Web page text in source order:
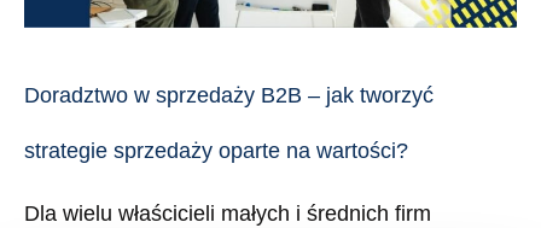
Doradztwo w sprzedaży B2B – jak tworzyć
strategie sprzedaży oparte na wartości?
Dla wielu właścicieli małych i średnich firm
tworzyć
sprzedaży
na